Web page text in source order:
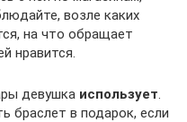
возле каких
на что обращает
нравится.
девушка использует.
браслет в подарок, если